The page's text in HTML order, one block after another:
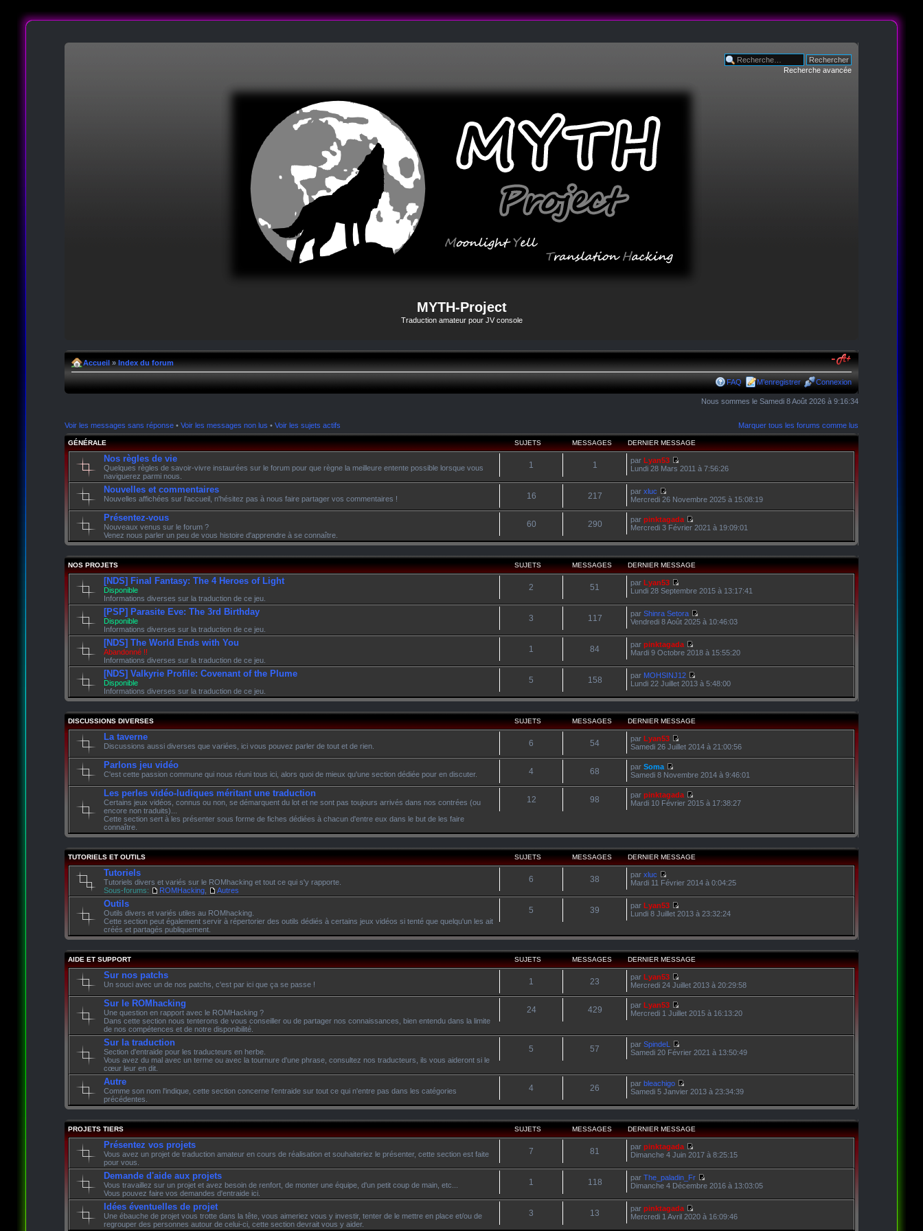
Recherche avancée
MYTH-Project
Traduction amateur pour JV console
Accueil» Index du forum
FAQ M’enregistrer Connexion
Nous sommes le Samedi 8 Août 2026 à 9:16:34
Voir les messages sans réponse• Voir les messages non lus • Voir les sujets actifs Marquer tous les forums comme lus
GÉNÉRALE SUJETS MESSAGES DERNIER MESSAGE
Nos règles de vie
Quelques règles de savoir-vivre instaurées sur le forum pour que règne la meilleure entente possible lorsque vous
naviguerez parmi nous.
1 1 par Lyan53
Lundi 28 Mars 2011 à 7:56:26
Nouvelles et commentaires
Nouvelles affichées sur l'accueil, n'hésitez pas à nous faire partager vos commentaires ! 16 217 par xluc
Mercredi 26 Novembre 2025 à 15:08:19
Présentez-vous
Nouveaux venus sur le forum ?
Venez nous parler un peu de vous histoire d'apprendre à se connaître.
60 290 par pinktagada
Mercredi 3 Février 2021 à 19:09:01
NOS PROJETS SUJETS MESSAGES DERNIER MESSAGE
[NDS] Final Fantasy: The 4 Heroes of Light
Disponible
Informations diverses sur la traduction de ce jeu.
2 51 par Lyan53
Lundi 28 Septembre 2015 à 13:17:41
[PSP] Parasite Eve: The 3rd Birthday
Disponible
Informations diverses sur la traduction de ce jeu.
3 117 par Shinra Setora
Vendredi 8 Août 2025 à 10:46:03
[NDS] The World Ends with You
Abandonné !!
Informations diverses sur la traduction de ce jeu.
1 84 par pinktagada
Mardi 9 Octobre 2018 à 15:55:20
[NDS] Valkyrie Profile: Covenant of the Plume
Disponible
Informations diverses sur la traduction de ce jeu.
5 158 par MOHSINJ12
Lundi 22 Juillet 2013 à 5:48:00
DISCUSSIONS DIVERSES SUJETS MESSAGES DERNIER MESSAGE
La taverne
Discussions aussi diverses que variées, ici vous pouvez parler de tout et de rien. 6 54 par Lyan53
Samedi 26 Juillet 2014 à 21:00:56
Parlons jeu vidéo
C'est cette passion commune qui nous réuni tous ici, alors quoi de mieux qu'une section dédiée pour en discuter. 4 68 par Soma
Samedi 8 Novembre 2014 à 9:46:01
Les perles vidéo-ludiques méritant une traduction
Certains jeux vidéos, connus ou non, se démarquent du lot et ne sont pas toujours arrivés dans nos contrées (ou
encore non traduits)...
Cette section sert à les présenter sous forme de fiches dédiées à chacun d'entre eux dans le but de les faire
connaître.
12 98 par pinktagada
Mardi 10 Février 2015 à 17:38:27
TUTORIELS ET OUTILS SUJETS MESSAGES DERNIER MESSAGE
Tutoriels
Tutoriels divers et variés sur le ROMhacking et tout ce qui s'y rapporte.
Sous-forums:
ROMHacking, Autres
6 38 par xluc
Mardi 11 Février 2014 à 0:04:25
Outils
Outils divers et variés utiles au ROMhacking.
Cette section peut également servir à répertorier des outils dédiés à certains jeux vidéos si tenté que quelqu'un les ait
créés et partagés publiquement.
5 39 par Lyan53
Lundi 8 Juillet 2013 à 23:32:24
AIDE ET SUPPORT SUJETS MESSAGES DERNIER MESSAGE
Sur nos patchs
Un souci avec un de nos patchs, c'est par ici que ça se passe ! 1 23 par Lyan53
Mercredi 24 Juillet 2013 à 20:29:58
Sur le ROMhacking
Une question en rapport avec le ROMHacking ?
Dans cette section nous tenterons de vous conseiller ou de partager nos connaissances, bien entendu dans la limite
de nos compétences et de notre disponibilité.
24 429 par Lyan53
Mercredi 1 Juillet 2015 à 16:13:20
Sur la traduction
Section d'entraide pour les traducteurs en herbe.
Vous avez du mal avec un terme ou avec la tournure d'une phrase, consultez nos traducteurs, ils vous aideront si le
cœur leur en dit.
5 57 par SpindeL
Samedi 20 Février 2021 à 13:50:49
Autre
Comme son nom l'indique, cette section concerne l'entraide sur tout ce qui n'entre pas dans les catégories
précédentes.
4 26 par bleachigo
Samedi 5 Janvier 2013 à 23:34:39
PROJETS TIERS SUJETS MESSAGES DERNIER MESSAGE
Présentez vos projets
Vous avez un projet de traduction amateur en cours de réalisation et souhaiteriez le présenter, cette section est faite
pour vous.
7 81 par pinktagada
Dimanche 4 Juin 2017 à 8:25:15
Demande d'aide aux projets
Vous travaillez sur un projet et avez besoin de renfort, de monter une équipe, d'un petit coup de main, etc...
Vous pouvez faire vos demandes d'entraide ici.
1 118 par The_paladin_Fr
Dimanche 4 Décembre 2016 à 13:03:05
Idées éventuelles de projet
Une ébauche de projet vous trotte dans la tête, vous aimeriez vous y investir, tenter de le mettre en place et/ou de
regrouper des personnes autour de celui-ci, cette section devrait vous y aider.
3 13 par pinktagada
Mercredi 1 Avril 2020 à 16:09:46